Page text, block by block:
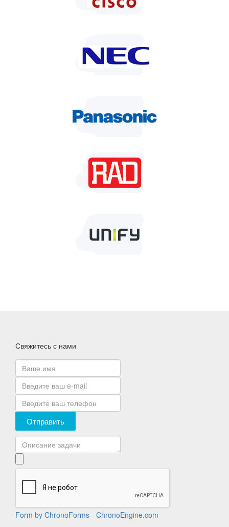
Свяжитесь с нами
Отправить
Form by ChronoForms - ChronoEngine.com